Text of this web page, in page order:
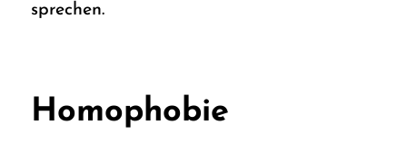
sprechen.
Homophobie